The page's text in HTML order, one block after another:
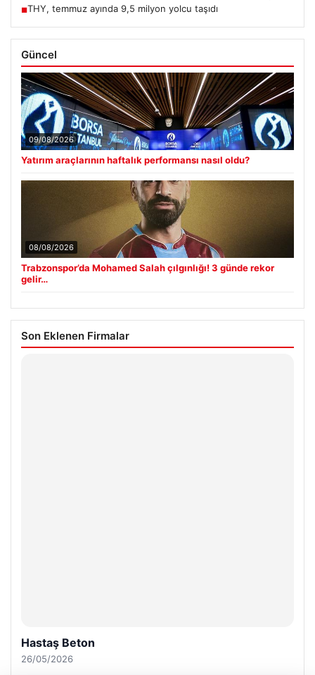
■THY, temmuz ayında 9,5 milyon yolcu taşıdı
Güncel
09/08/2026
Yatırım araçlarının haftalık performansı nasıl oldu?
08/08/2026
Trabzonspor’da Mohamed Salah çılgınlığı! 3 günde rekor
gelir…
Son Eklenen Firmalar
Hastaş Beton
26/05/2026